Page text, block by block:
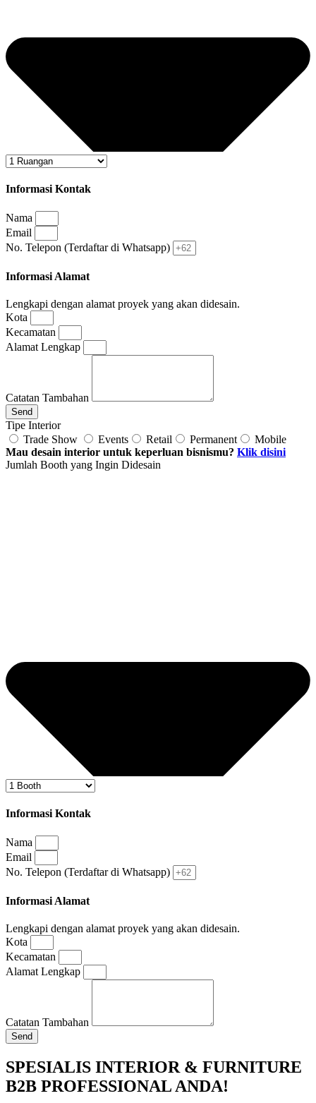
Informasi Kontak
Nama
Email
No. Telepon (Terdaftar di Whatsapp)
Informasi Alamat
Lengkapi dengan alamat proyek yang akan didesain.
Kota
Kecamatan
Alamat Lengkap
Catatan Tambahan
Send
Tipe Interior
Trade Show
Events Retail Permanent
Mobile
Mau desain interior untuk keperluan bisnismu? Klik disini
Jumlah Booth yang Ingin Didesain
Informasi Kontak
Nama
Email
No. Telepon (Terdaftar di Whatsapp)
Informasi Alamat
Lengkapi dengan alamat proyek yang akan didesain.
Kota
Kecamatan
Alamat Lengkap
Catatan Tambahan
Send
SPESIALIS INTERIOR & FURNITURE
B2B PROFESSIONAL ANDA!